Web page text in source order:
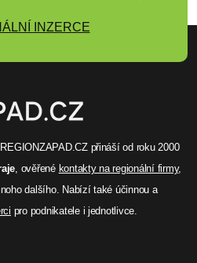
INZERCE
přináší od roku 2000
, ověřené kontakty na regionální firmy,
dalšího. Nabízí také účinnou a
pro podnikatele i jednotlivce.